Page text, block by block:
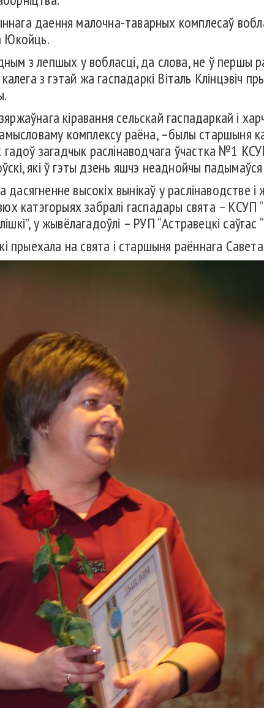
даення малочна-таварных комплесаў
Юкойць.
з лепшых у вобласці, да слова, не ў першы
з гэтай жа гаспадаркі Віталь Клінцэвіч
кіравання сельскай гаспадаркай і
комплексу раёна, –былы старшыня
загадчык раслінаводчага ўчастка №1
які ў гэты дзень яшчэ неаднойчы
высокіх вынікаў у раслінаводстве і
катэгорыях забралі гаспадары свята – КСУП
у жывёлагадоўлі – РУП “Астравецкі саўгас
прыехала на свята і старшыня раённага